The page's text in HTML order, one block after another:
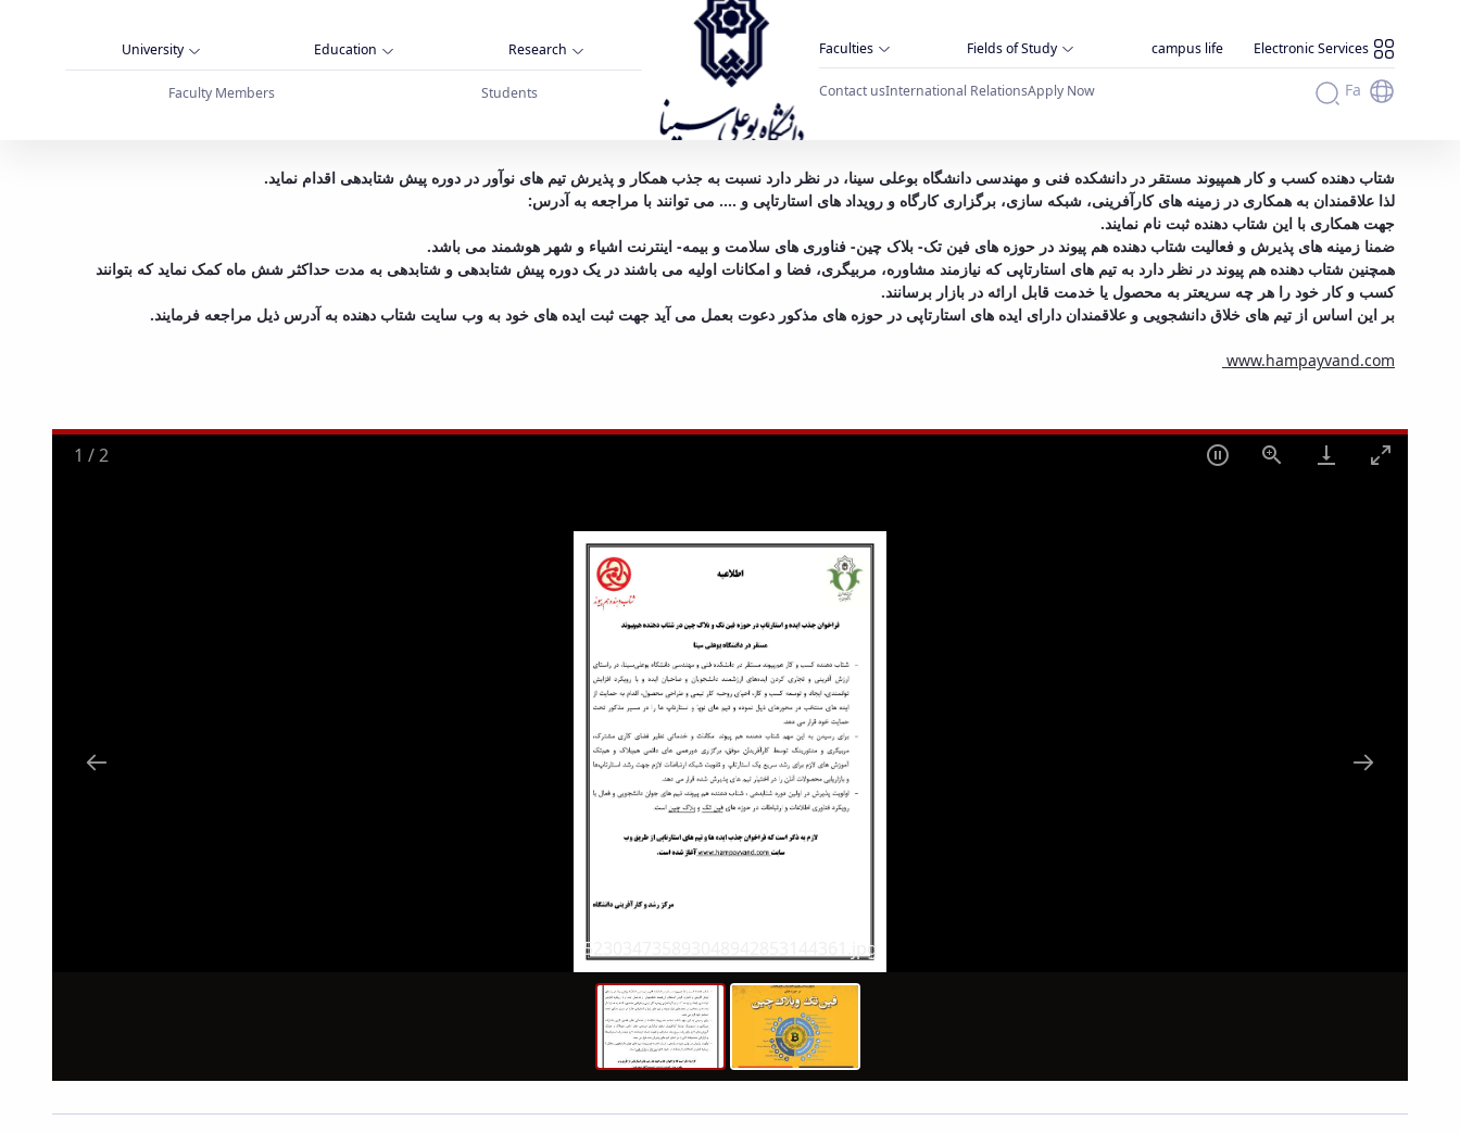
University Education Research
Faculty Members Students
Faculties Fields of Study campus life Electronic Services
Contact usInternational RelationsApply Now Fa
دعوت به همکاری شتاب دهنده هم¬پیوند - دانشگاه بوعلی سینا همدان
شتاب دهنده کسب و کار هم­پیوند مستقر در دانشکده فنی و مهندسی دانشگاه بوعلی­ سینا، در نظر دارد نسبت به جذب همکار و پذیرش تیم های نوآور در دوره پیش شتابدهی اقدام نماید.
لذا علاقمندان به همکاری در زمینه های کارآفرینی، شبکه سازی، برگزاری کارگاه و رویداد های استارتاپی و .... می توانند با مراجعه به آدرس:
جهت همکاری با این شتاب دهنده ثبت نام نمایند.
ضمنا زمینه های پذیرش و فعالیت شتاب دهنده هم پیوند در حوزه های فین تک- بلاک چین- فناوری های سلامت و بیمه- اینترنت اشیاء و شهر هوشمند می باشد.
همچنین شتاب دهنده هم پیوند در نظر دارد به تیم های استارتاپی که نیازمند مشاوره، مربیگری، فضا و امکانات اولیه می باشند در یک دوره پیش شتابدهی و شتابدهی به مدت حداکثر شش ماه کمک نماید که بتوانند
کسب و کار خود را هر چه سریعتر به محصول یا خدمت قابل ارائه در بازار برسانند.
بر این اساس از تیم های خلاق دانشجویی و علاقمندان دارای ایده های استارتاپی در حوزه های مذکور دعوت بعمل می آید جهت ثبت ایده های خود به وب سایت شتاب دهنده به آدرس ذیل مراجعه فرمایند.
www.hampayvand.com
523034735893048942853144361.jpg
2 /2